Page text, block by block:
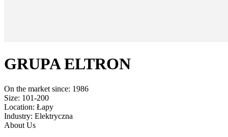
GRUPA ELTRON
On the market since: 1986
Size: 101-200
Location: Łapy
Industry: Elektryczna
About Us